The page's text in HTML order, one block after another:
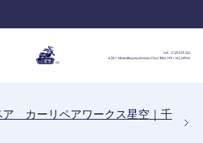
ア カーリペアワークス星空｜千